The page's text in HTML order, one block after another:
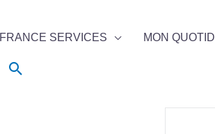
FRANCE SERVICES MON
Rechercher